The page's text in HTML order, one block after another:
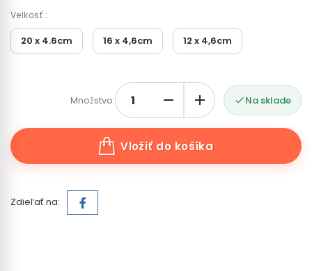
Velkosť :
20 x 4.6cm 16 x 4,6cm 12 x 4,6cm
Množstvo: Na sklade
Vložiť do košíka
Zdieľať na: